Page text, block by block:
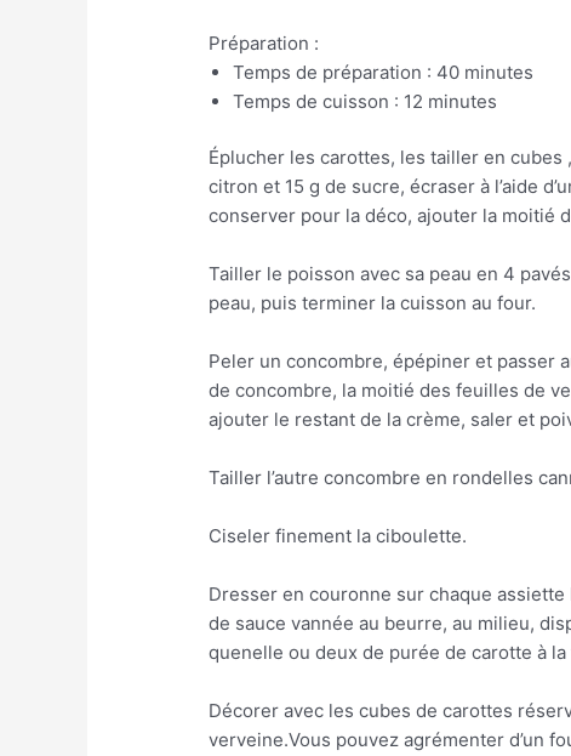
Préparation :
Temps de préparation : 40 minutes
Temps de cuisson : 12 minutes
Éplucher les carottes, les tailler en cubes
citron et 15 g de sucre, écraser à l’aide
conserver pour la déco, ajouter la moitié
Tailler le poisson avec sa peau en 4
peau, puis terminer la cuisson au four.
Peler un concombre, épépiner et passer
de concombre, la moitié des feuilles de
ajouter le restant de la crème, saler et
Tailler l’autre concombre en rondelles
Ciseler finement la ciboulette.
Dresser en couronne sur chaque
de sauce vannée au beurre, au milieu,
quenelle ou deux de purée de carotte à
Décorer avec les cubes de carottes
verveine.Vous pouvez agrémenter d’un